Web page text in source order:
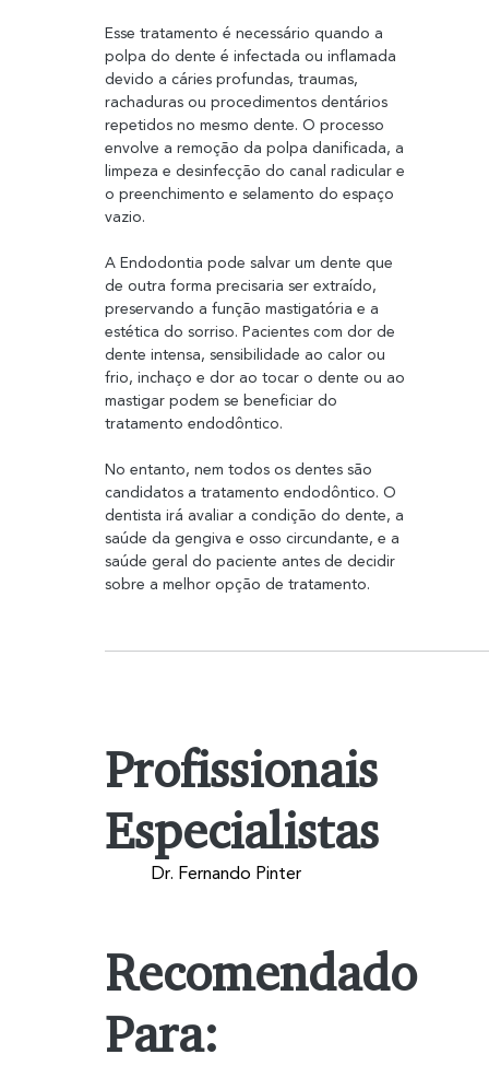
Recomendado
Para:
Dr. Fernando Pinter
Profissionais
Especialistas
Esse tratamento é necessário quando a
polpa do dente é infectada ou inflamada
devido a cáries profundas, traumas,
rachaduras ou procedimentos dentários
repetidos no mesmo dente. O processo
envolve a remoção da polpa danificada, a
limpeza e desinfecção do canal radicular e
o preenchimento e selamento do espaço
vazio.
A Endodontia pode salvar um dente que
de outra forma precisaria ser extraído,
preservando a função mastigatória e a
estética do sorriso. Pacientes com dor de
dente intensa, sensibilidade ao calor ou
frio, inchaço e dor ao tocar o dente ou ao
mastigar podem se beneficiar do
tratamento endodôntico.
No entanto, nem todos os dentes são
candidatos a tratamento endodôntico. O
dentista irá avaliar a condição do dente, a
saúde da gengiva e osso circundante, e a
saúde geral do paciente antes de decidir
sobre a melhor opção de tratamento.